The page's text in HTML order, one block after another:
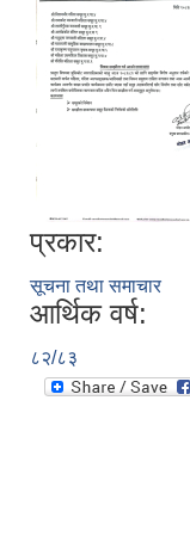
प्रकार:
सूचना तथा समाचार
आर्थिक वर्ष:
८२/८३